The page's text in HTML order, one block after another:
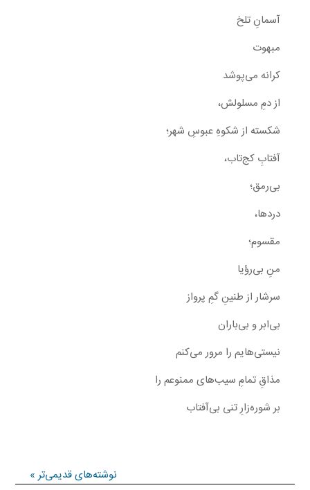
آسمانِ تلخ
مبهوت
کرانه می‌پوشد
از دمِ مسلولش،
شکسته از شکوهِ عبوسِ شهر؛
آفتابِ کج‌تاب،
بی‌رمق؛
دردها،
مقسوم؛
منِ بی‌رؤیا
سرشار از طنینِ گمِ پرواز
بی‌ابر و بی‌باران
نیستی‌هایم را مرور می‌کنم
مذاقِ تمامِ سیب‌های ممنوعم را
بر شوره‌زارِ تنی بی‌آفتاب
نوشته‌های قدیمی‌تر »